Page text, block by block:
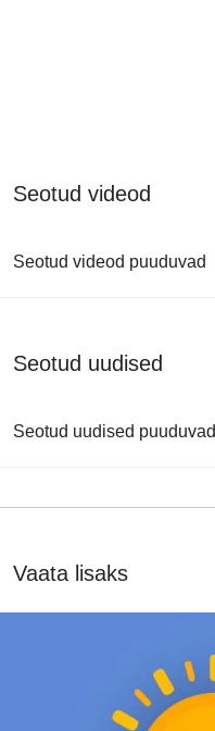
Seotud videod
Seotud videod puuduvad
Seotud uudised
Seotud uudised puuduvad
Vaata lisaks